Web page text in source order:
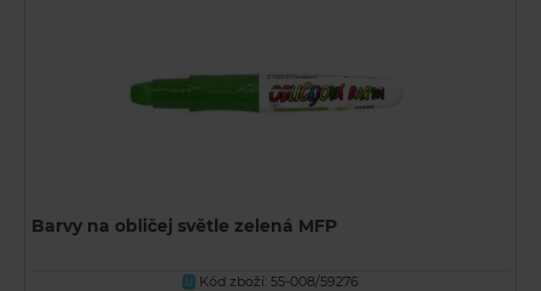
Barvy na obličej světle zelená MFP
U
Kód zboží: 55-008/59276